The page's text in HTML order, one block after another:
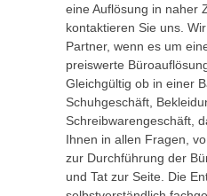
eine Auflösung in naher
kontaktieren Sie uns.
Partner, wenn es um
preiswerte
Gleichgültig ob in einer
Schuhgeschäft,
Schreibwarengeschäft,
Ihnen in allen Fragen,
zur Durchführung der
und Tat zur Seite. Die